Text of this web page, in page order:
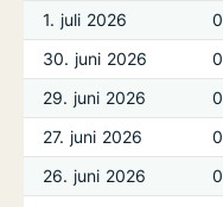
1. juli 2026
0
30. juni 2026
0
29. juni 2026
0
27. juni 2026
0
26. juni 2026
0